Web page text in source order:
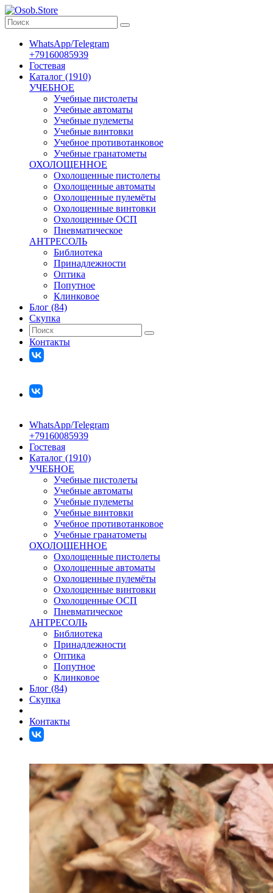
WhatsApp/Telegram
+79160085939
Гостевая
Каталог (1910)
УЧЕБНОЕ
Учебные пистолеты
Учебные автоматы
Учебные пулеметы
Учебные винтовки
Учебное противотанковое
Учебные гранатометы
ОХОЛОЩЕННОЕ
Охолощенные пистолеты
Охолощенные автоматы
Охолощенные пулемёты
Охолощенные винтовки
Охолощенные ОСП
Пневматическое
АНТРЕСОЛЬ
Библиотека
Принадлежности
Оптика
Попутное
Клинковое
Блог (84)
Скупка
Контакты
WhatsApp/Telegram
+79160085939
Гостевая
Каталог (1910)
УЧЕБНОЕ
Учебные пистолеты
Учебные автоматы
Учебные пулеметы
Учебные винтовки
Учебное противотанковое
Учебные гранатометы
ОХОЛОЩЕННОЕ
Охолощенные пистолеты
Охолощенные автоматы
Охолощенные пулемёты
Охолощенные винтовки
Охолощенные ОСП
Пневматическое
АНТРЕСОЛЬ
Библиотека
Принадлежности
Оптика
Попутное
Клинковое
Блог (84)
Скупка
Контакты